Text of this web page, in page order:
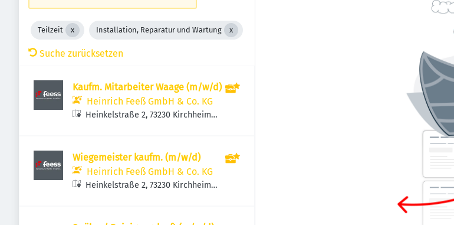
Teilzeit Installation, Reparatur und Wartung
Suche zurücksetzen
Kaufm. Mitarbeiter Waage (m/w/d)
Heinrich Feeß GmbH & Co. KG
Heinkelstraße 2, 73230 Kirchheim
Wiegemeister kaufm. (m/w/d)
Heinrich Feeß GmbH & Co. KG
Heinkelstraße 2, 73230 Kirchheim